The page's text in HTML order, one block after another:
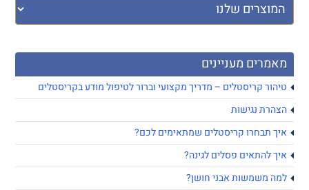
מאמרים מעניינים
טיהור קריסטלים – מדריך מקצועי וברור לטיפול מודע בקריסטלים
הצהרת נגישות
איך תבחרו קריסטלים שמתאימים לכם?
איך להתאים פסלים לגינה?
למה משמשות אבני חושן?